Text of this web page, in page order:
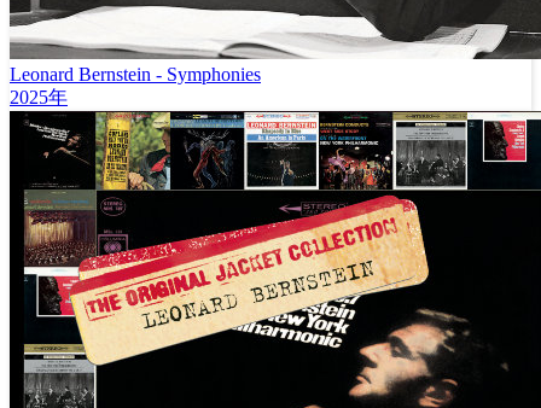
Leonard Bernstein - Symphonies
2025年